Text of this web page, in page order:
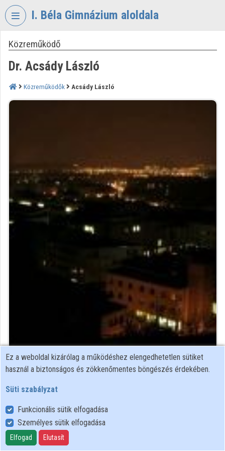
Fejléc kihagyása
I. Béla Gimnázium aloldala
VIDEOTORIUM
I.
BÉLA
Kategóriák
Intézményi listák
Intézmények
Közreműködő
Dr. Acsády László
Közreműködők Acsády László
biológus
Közreműködő felvételei
Névjegyek
Névjegy
Ez a weboldal kizárólag a működéshez elengedhetetlen sütiket
használ a biztonságos és zökkenőmentes böngészés érdekében.
Süti szabályzat
Funkcionális sütik elfogadása
Személyes sütik elfogadása
Elfogad Elutasít